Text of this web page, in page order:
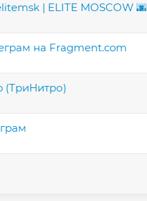
| ELITE MOSCOW 🌆
на Fragment.com
(ТриНитро)